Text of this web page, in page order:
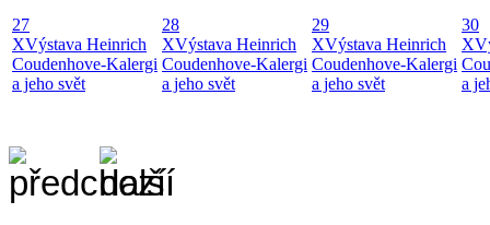
27
XVýstava Heinrich
Coudenhove-Kalergi
a jeho svět
28
XVýstava Heinrich
Coudenhove-Kalergi
a jeho svět
29
XVýstava Heinrich
Coudenhove-Kalergi
a jeho svět
30
X
a